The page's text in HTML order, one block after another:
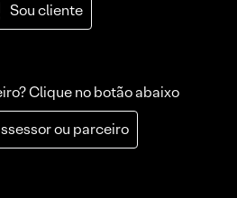
Sou cliente
Clique no botão abaixo
ou parceiro